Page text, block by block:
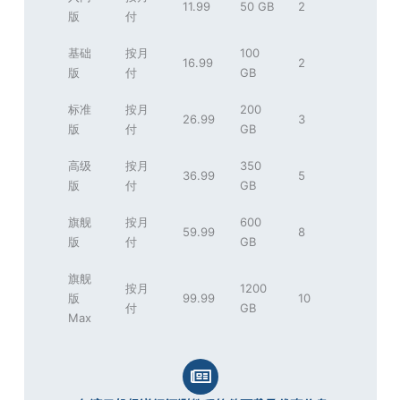
版
付
11.99 50 GB 2
基础
版
按月
付
16.99
100
GB
2
标准
版
按月
付
26.99
200
GB
3
高级
版
按月
付
36.99
350
GB
5
旗舰
版
按月
付
59.99
600
GB
8
旗舰
版
Max
按月
付
99.99
1200
GB
10